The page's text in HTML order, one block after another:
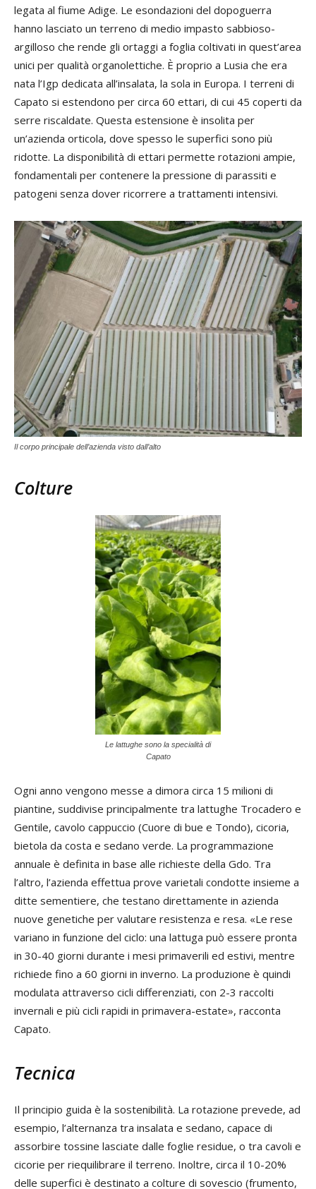
legata al fiume Adige. Le esondazioni del dopoguerra
hanno lasciato un terreno di medio impasto sabbioso-
argilloso che rende gli ortaggi a foglia coltivati in quest’area
unici per qualità organolettiche. È proprio a Lusia che era
nata l’Igp dedicata all’insalata, la sola in Europa. I terreni di
Capato si estendono per circa 60 ettari, di cui 45 coperti da
serre riscaldate. Questa estensione è insolita per
un’azienda orticola, dove spesso le superfici sono più
ridotte. La disponibilità di ettari permette rotazioni ampie,
fondamentali per contenere la pressione di parassiti e
patogeni senza dover ricorrere a trattamenti intensivi.
Il corpo principale dell’azienda visto dall’alto
Colture
Le lattughe sono la specialità di
Capato
Ogni anno vengono messe a dimora circa 15 milioni di
piantine, suddivise principalmente tra lattughe Trocadero e
Gentile, cavolo cappuccio (Cuore di bue e Tondo), cicoria,
bietola da costa e sedano verde. La programmazione
annuale è definita in base alle richieste della Gdo. Tra
l’altro, l’azienda effettua prove varietali condotte insieme a
ditte sementiere, che testano direttamente in azienda
nuove genetiche per valutare resistenza e resa. «Le rese
variano in funzione del ciclo: una lattuga può essere pronta
in 30-40 giorni durante i mesi primaverili ed estivi, mentre
richiede fino a 60 giorni in inverno. La produzione è quindi
modulata attraverso cicli differenziati, con 2-3 raccolti
invernali e più cicli rapidi in primavera-estate», racconta
Capato.
Tecnica
Il principio guida è la sostenibilità. La rotazione prevede, ad
esempio, l’alternanza tra insalata e sedano, capace di
assorbire tossine lasciate dalle foglie residue, o tra cavoli e
cicorie per riequilibrare il terreno. Inoltre, circa il 10-20%
delle superfici è destinato a colture di sovescio (frumento,